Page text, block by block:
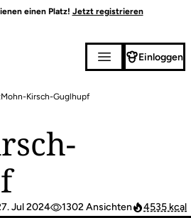
einen Platz! Jetzt registrieren
Einloggen
Mohn-Kirsch-Guglhupf
Jul 2024 1302 Ansichten 4535 kcal